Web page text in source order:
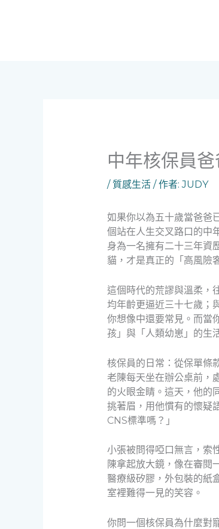
中年核保員
/ 質感生活/ 作者:JUDY
如果你以為五十歲當爸爸
個站在人生交叉路口的中
身為一名擁有二十三年資
貓，才是真正的「高風險
這個時代的荒謬與溫柔，
均年齡更逼近三十七歲；
你想像中還要常見。而當
孩」與「人類幼崽」的生
核保員的日常：從保單條
老陳每天坐在辦公桌前，
的火眼金睛。這天，他的
挑著眉，用他慣有的懷疑
CNS標準嗎？」
小張被問得啞口無言，索
陳拿起放大鏡，像在審閱
醫療級矽膠，外包裝的紙
室裡難得一見的笑容。
你問一個核保員為什麼對